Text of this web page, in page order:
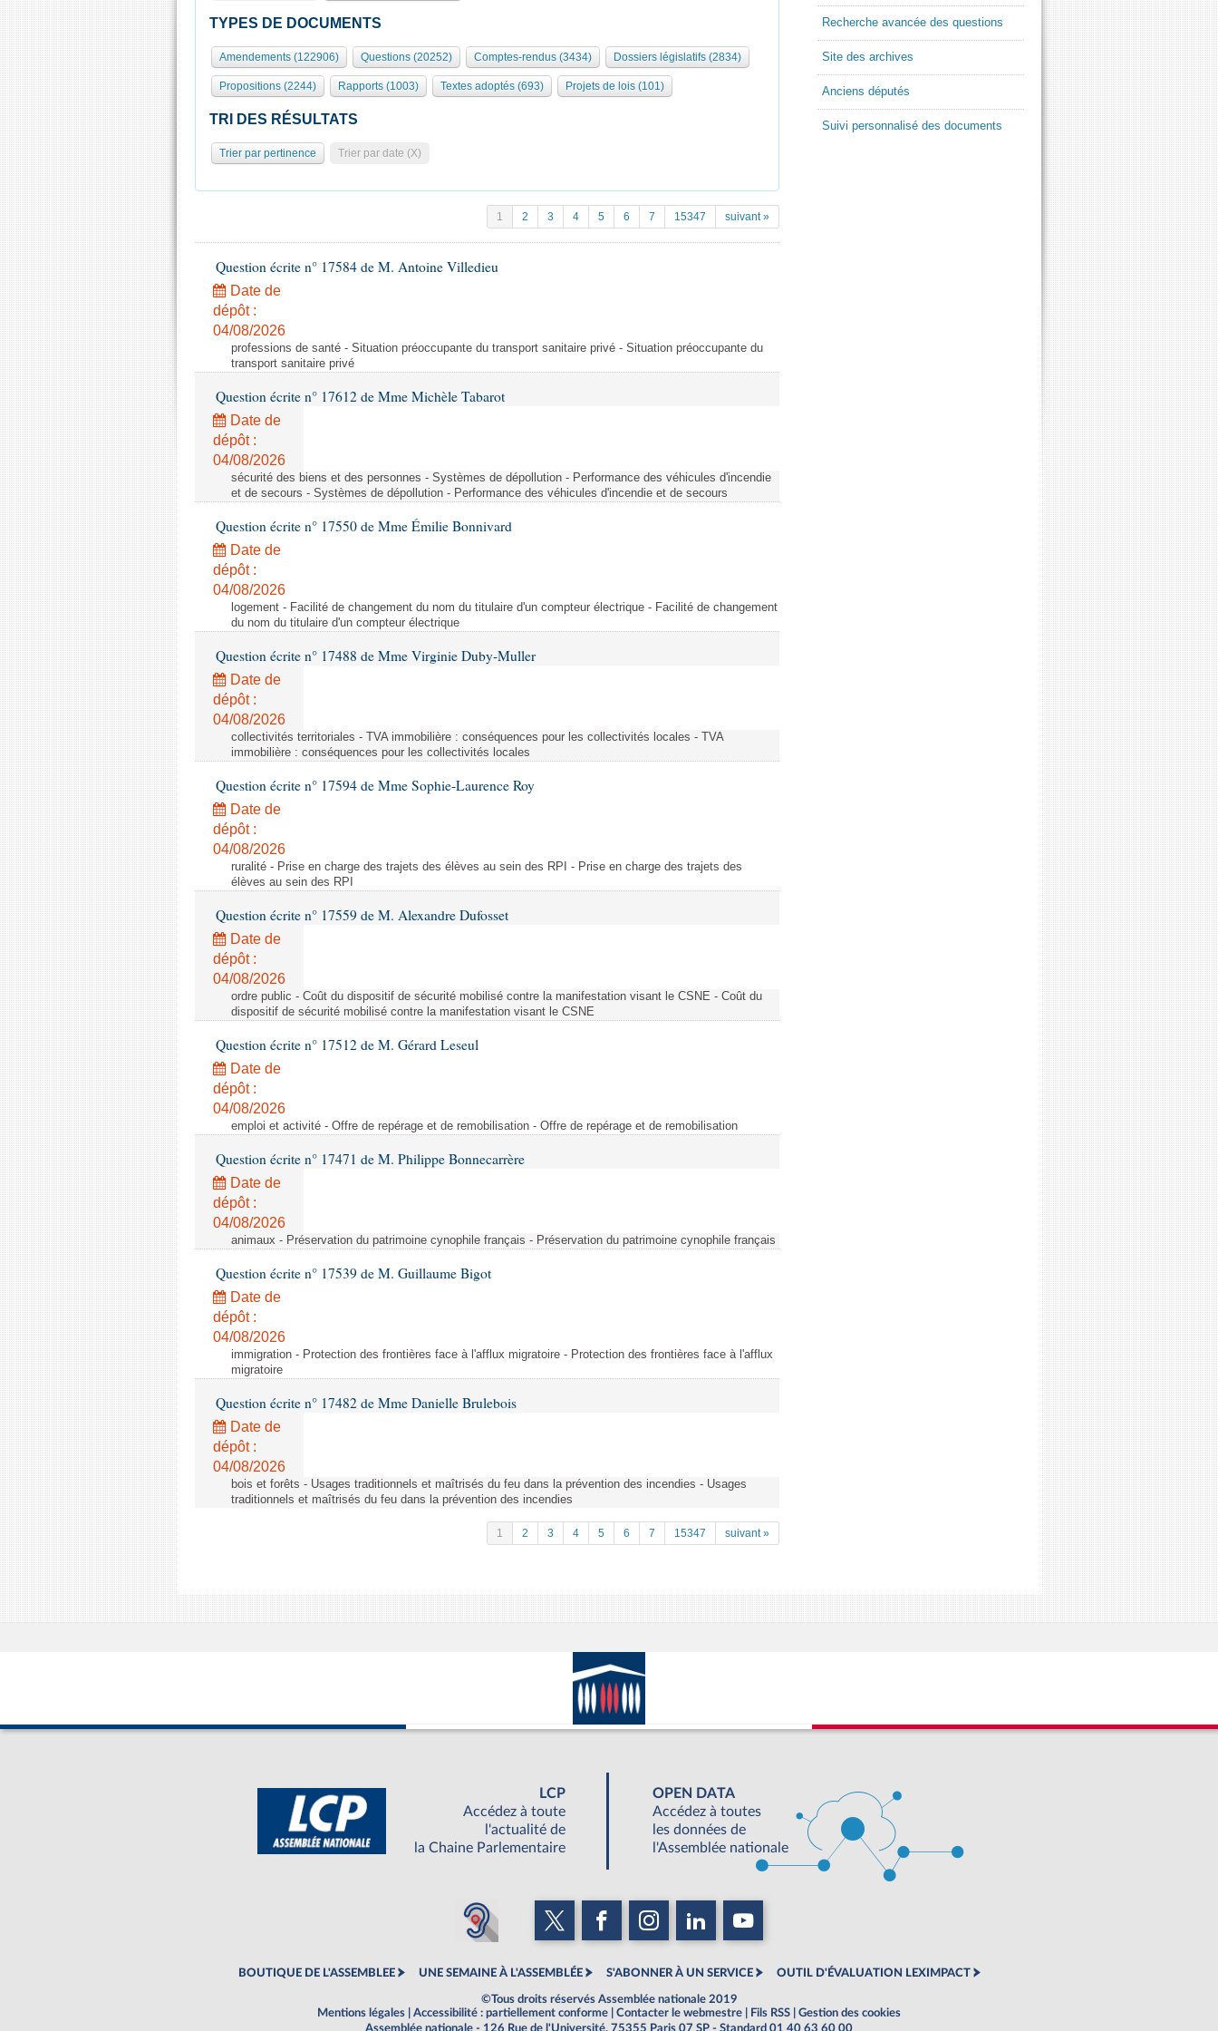
TYPES DE DOCUMENTS
Amendements (122906) Questions (20252) Comptes-rendus (3434) Dossiers législatifs (2834)
Propositions (2244) Rapports (1003) Textes adoptés (693) Projets de lois (101)
TRI DES RÉSULTATS
Trier par pertinence Trier par date (X)
1 2 3 4 5 6 7 15347 suivant »
Question écrite n° 17584 de M. Antoine Villedieu
Date de
dépôt :
04/08/2026
professions de santé - Situation préoccupante du transport sanitaire privé - Situation préoccupante du
transport sanitaire privé
Question écrite n° 17612 de Mme Michèle Tabarot
Date de
dépôt :
04/08/2026
sécurité des biens et des personnes - Systèmes de dépollution - Performance des véhicules d'incendie
et de secours - Systèmes de dépollution - Performance des véhicules d'incendie et de secours
Question écrite n° 17550 de Mme Émilie Bonnivard
Date de
dépôt :
04/08/2026
logement - Facilité de changement du nom du titulaire d'un compteur électrique - Facilité de changement
du nom du titulaire d'un compteur électrique
Question écrite n° 17488 de Mme Virginie Duby-Muller
Date de
dépôt :
04/08/2026
collectivités territoriales - TVA immobilière : conséquences pour les collectivités locales - TVA
immobilière : conséquences pour les collectivités locales
Question écrite n° 17594 de Mme Sophie-Laurence Roy
Date de
dépôt :
04/08/2026
ruralité - Prise en charge des trajets des élèves au sein des RPI - Prise en charge des trajets des
élèves au sein des RPI
Question écrite n° 17559 de M. Alexandre Dufosset
Date de
dépôt :
04/08/2026
ordre public - Coût du dispositif de sécurité mobilisé contre la manifestation visant le CSNE - Coût du
dispositif de sécurité mobilisé contre la manifestation visant le CSNE
Question écrite n° 17512 de M. Gérard Leseul
Date de
dépôt :
04/08/2026
emploi et activité - Offre de repérage et de remobilisation - Offre de repérage et de remobilisation
Question écrite n° 17471 de M. Philippe Bonnecarrère
Date de
dépôt :
04/08/2026
animaux - Préservation du patrimoine cynophile français - Préservation du patrimoine cynophile français
Question écrite n° 17539 de M. Guillaume Bigot
Date de
dépôt :
04/08/2026
immigration - Protection des frontières face à l'afflux migratoire - Protection des frontières face à l'afflux
migratoire
Question écrite n° 17482 de Mme Danielle Brulebois
Date de
dépôt :
04/08/2026
bois et forêts - Usages traditionnels et maîtrisés du feu dans la prévention des incendies - Usages
traditionnels et maîtrisés du feu dans la prévention des incendies
1 2 3 4 5 6 7 15347 suivant »
Recherche avancée des questions
Site des archives
Anciens députés
Suivi personnalisé des documents
LCP
Accédez à toute
l'actualité de
la Chaine Parlementaire
OPEN DATA
Accédez à toutes
les données de
l'Assemblée nationale
BOUTIQUE DE L'ASSEMBLEE UNE SEMAINE À L'ASSEMBLÉE S'ABONNER À UN SERVICE OUTIL D'ÉVALUATION LEXIMPACT
©Tous droits réservés Assemblée nationale 2019
Mentions légales
Accessibilité : partiellement conforme Contacter le webmestre Fils RSS
Gestion des cookies
Assemblée nationale - 126 Rue de l'Université, 75355 Paris 07 SP - Standard 01 40 63 60 00